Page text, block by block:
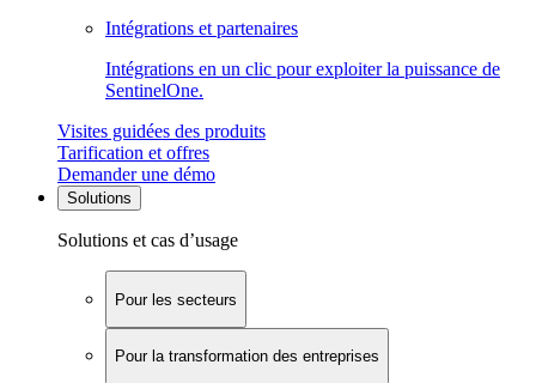
Intégrations et partenaires
Intégrations en un clic pour exploiter la puissance de
SentinelOne.
Visites guidées des produits
Tarification et offres
Demander une démo
Solutions
Solutions et cas d’usage
Pour les secteurs
Pour la transformation des entreprises